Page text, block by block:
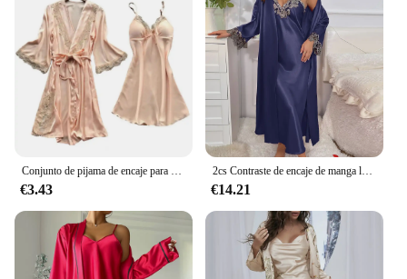
€3.43
2cs Contraste de encaje de manga larga con cinturón bata con cuello en V vestido deslizante Sexy elegante conjuntos de pijamas para mujer
€14.21